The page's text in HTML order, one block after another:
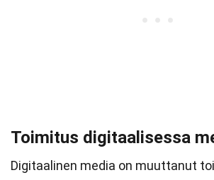
Toimitus digitaalisessa
Digitaalinen media on muuttanut